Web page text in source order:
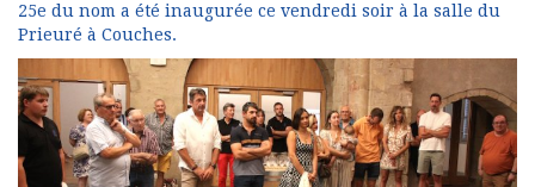
25e du nom a été inaugurée ce vendredi soir à la salle du
Prieuré à Couches.